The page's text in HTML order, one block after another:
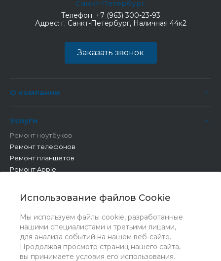
Использование файлов Cookie
Мы используем файлы cookie, разработанные
нашими специалистами и третьими лицами,
для анализа событий на нашем веб-сайте.
Продолжая просмотр страниц нашего сайта,
вы принимаете условия его использования.
Санкт-Петербург
Телефон: +7 (963) 300-23-93
Адрес: г. Санкт-Петербург, Наличная 44к2
Заказать звонок
О компании
Услуги
Ремонт ноутбуков
Ремонт телефонов
Ремонт планшетов
Ремонт Apple